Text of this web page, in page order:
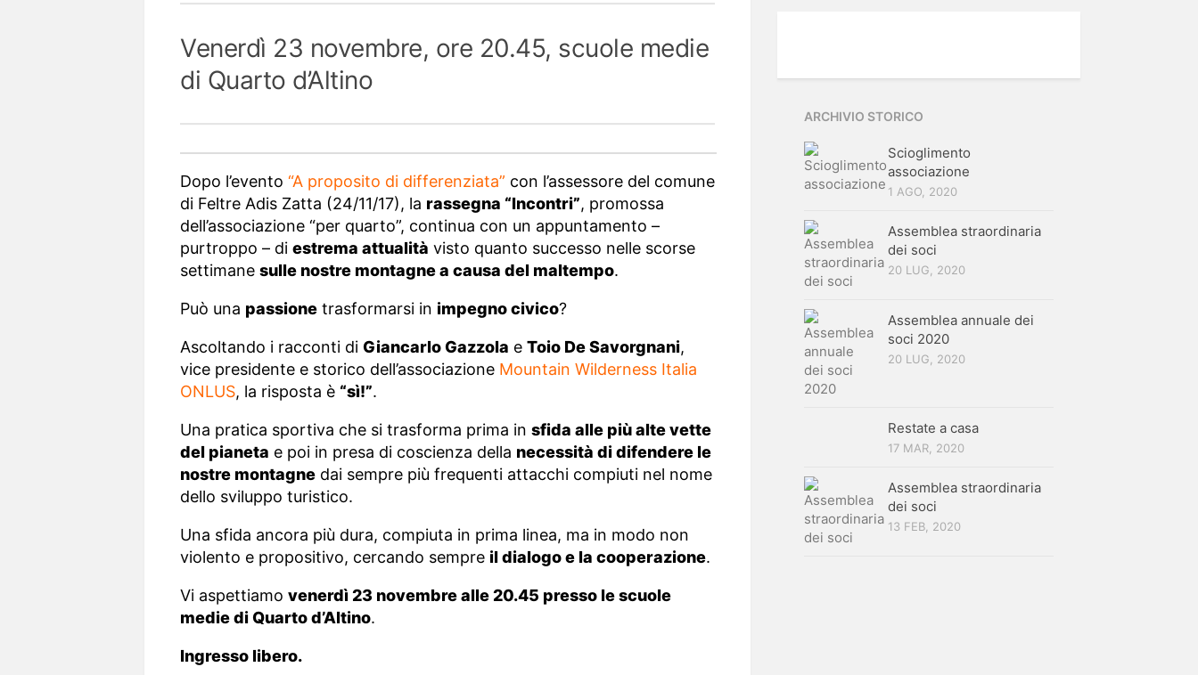
Venerdì 23 novembre, ore 20.45, scuole medie
di Quarto d’Altino
Dopo l’evento “A proposito di differenziata” con l’assessore del comune
di Feltre Adis Zatta (24/11/17), la rassegna “Incontri”, promossa
dell’associazione “per quarto”, continua con un appuntamento –
purtroppo – di estrema attualità visto quanto successo nelle scorse
settimane sulle nostre montagne a causa del maltempo.
Può una passione trasformarsi in impegno civico?
Ascoltando i racconti di Giancarlo Gazzola e Toio De Savorgnani,
vice presidente e storico dell’associazione Mountain Wilderness Italia
ONLUS, la risposta è “sì!”.
Una pratica sportiva che si trasforma prima in sfida alle più alte vette
del pianeta e poi in presa di coscienza della necessità di difendere le
nostre montagne dai sempre più frequenti attacchi compiuti nel nome
dello sviluppo turistico.
Una sfida ancora più dura, compiuta in prima linea, ma in modo non
violento e propositivo, cercando sempre il dialogo e la cooperazione.
Vi aspettiamo venerdì 23 novembre alle 20.45 presso le scuole
medie di Quarto d’Altino.
Ingresso libero.
ARCHIVIO STORICO
Scioglimento
associazione
1 AGO, 2020
Assemblea straordinaria
dei soci
20 LUG, 2020
Assemblea annuale dei
soci 2020
20 LUG, 2020
Restate a casa
17 MAR, 2020
Assemblea straordinaria
dei soci
13 FEB, 2020